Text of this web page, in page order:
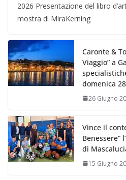
2026 Presentazione del libro
mostra di MiraKerning
Caronte &
Viaggio” a
domenica
26 Giugno
Vince il
Benessere”
di
15 Giugno